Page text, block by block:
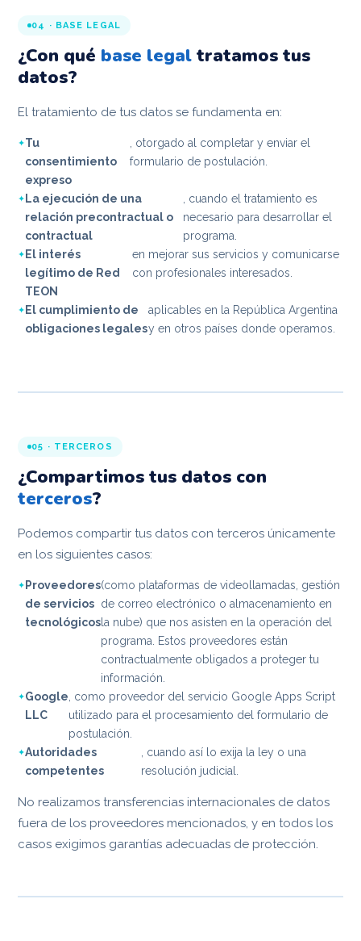
04 · BASE LEGAL
¿Con qué base legal tratamos tus
datos?
El tratamiento de tus datos se fundamenta en:
Tu
consentimiento
expreso
, otorgado al completar y enviar el
formulario de postulación.
La ejecución de una
relación precontractual o
contractual
, cuando el tratamiento es
necesario para desarrollar el
programa.
El interés
legítimo de Red
TEON
en mejorar sus servicios y comunicarse
con profesionales interesados.
El cumplimiento de
obligaciones legales
aplicables en la República Argentina
y en otros países donde operamos.
05 · TERCEROS
¿Compartimos tus datos con
terceros?
Podemos compartir tus datos con terceros únicamente
en los siguientes casos:
Proveedores
de servicios
tecnológicos
(como plataformas de videollamadas, gestión
de correo electrónico o almacenamiento en
la nube) que nos asisten en la operación del
programa. Estos proveedores están
contractualmente obligados a proteger tu
información.
Google
LLC
, como proveedor del servicio Google Apps Script
utilizado para el procesamiento del formulario de
postulación.
Autoridades
competentes
, cuando así lo exija la ley o una
resolución judicial.
No realizamos transferencias internacionales de datos
fuera de los proveedores mencionados, y en todos los
casos exigimos garantías adecuadas de protección.